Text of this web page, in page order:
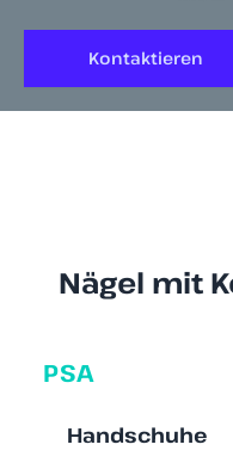
Kontaktieren
Nägel mit
PSA
Handschuhe